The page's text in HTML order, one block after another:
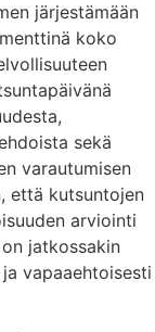
järjestämään
koko
sekä
varautumisen
että kutsuntojen
arviointi
jatkossakin
vapaaehtoisesti